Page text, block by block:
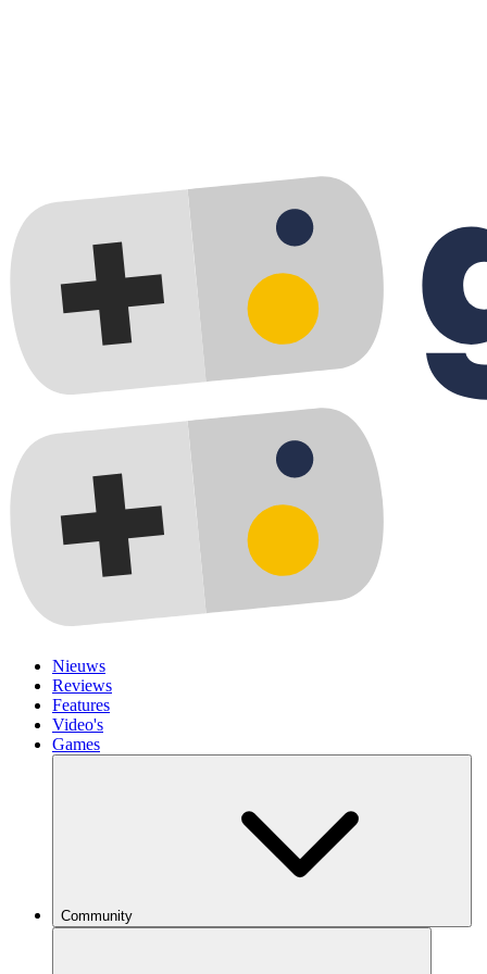
Nieuws
Reviews
Features
Video's
Games
Community